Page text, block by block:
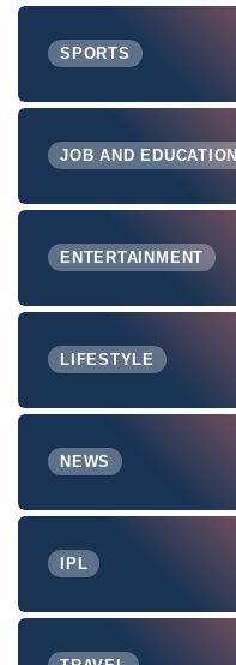
SPORTS
JOB AND EDUCATION
ENTERTAINMENT
LIFESTYLE
NEWS
IPL